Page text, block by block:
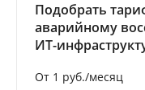
Подобрать
аварийному
ИТ-
От 1 руб./месяц